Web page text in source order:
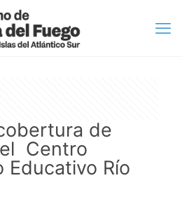
de
Centro
Educativo Río